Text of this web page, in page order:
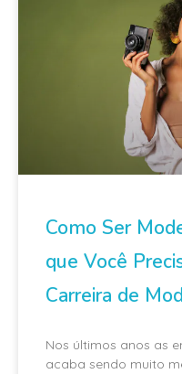
Como Ser
que Você
Carreira de
Nos últimos anos as
acaba sendo muito